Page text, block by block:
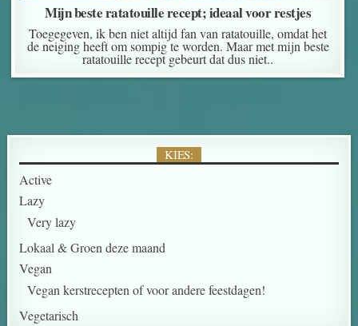
Mijn beste ratatouille recept; ideaal voor restjes
Toegegeven, ik ben niet altijd fan van ratatouille, omdat het
de neiging heeft om sompig te worden. Maar met mijn beste
ratatouille recept gebeurt dat dus niet..
KIES:
Active
Lazy
Very lazy
Lokaal & Groen deze maand
Vegan
Vegan kerstrecepten of voor andere feestdagen!
Vegetarisch